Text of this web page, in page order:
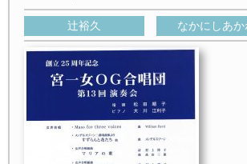
辻裕久 なかにしあか